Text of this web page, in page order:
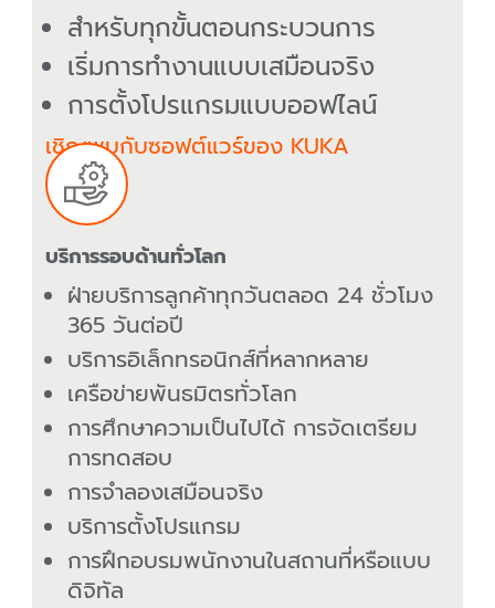
สำหรับทุกขั้นตอนกระบวนการ
เริ่มการทำงานแบบเสมือนจริง
การตั้งโปรแกรมแบบออฟไลน์
เชิญพบกับซอฟต์แวร์ของ KUKA
บริการรอบด้านทั่วโลก
ฝ่ายบริการลูกค้าทุกวันตลอด 24 ชั่วโมง
365 วันต่อปี
บริการอิเล็กทรอนิกส์ที่หลากหลาย
เครือข่ายพันธมิตรทั่วโลก
การศึกษาความเป็นไปได้ การจัดเตรียม
การทดสอบ
การจำลองเสมือนจริง
บริการตั้งโปรแกรม
การฝึกอบรมพนักงานในสถานที่หรือแบบ
ดิจิทัล